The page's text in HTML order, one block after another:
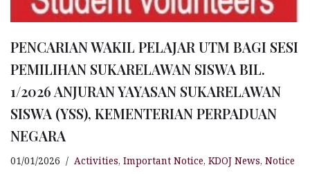
PENCARIAN WAKIL PELAJAR UTM BAGI SESI
PEMILIHAN SUKARELAWAN SISWA BIL.
1/2026 ANJURAN YAYASAN SUKARELAWAN
SISWA (YSS), KEMENTERIAN PERPADUAN
NEGARA
01/01/2026 Activities, Important Notice, KDOJ News, Notice